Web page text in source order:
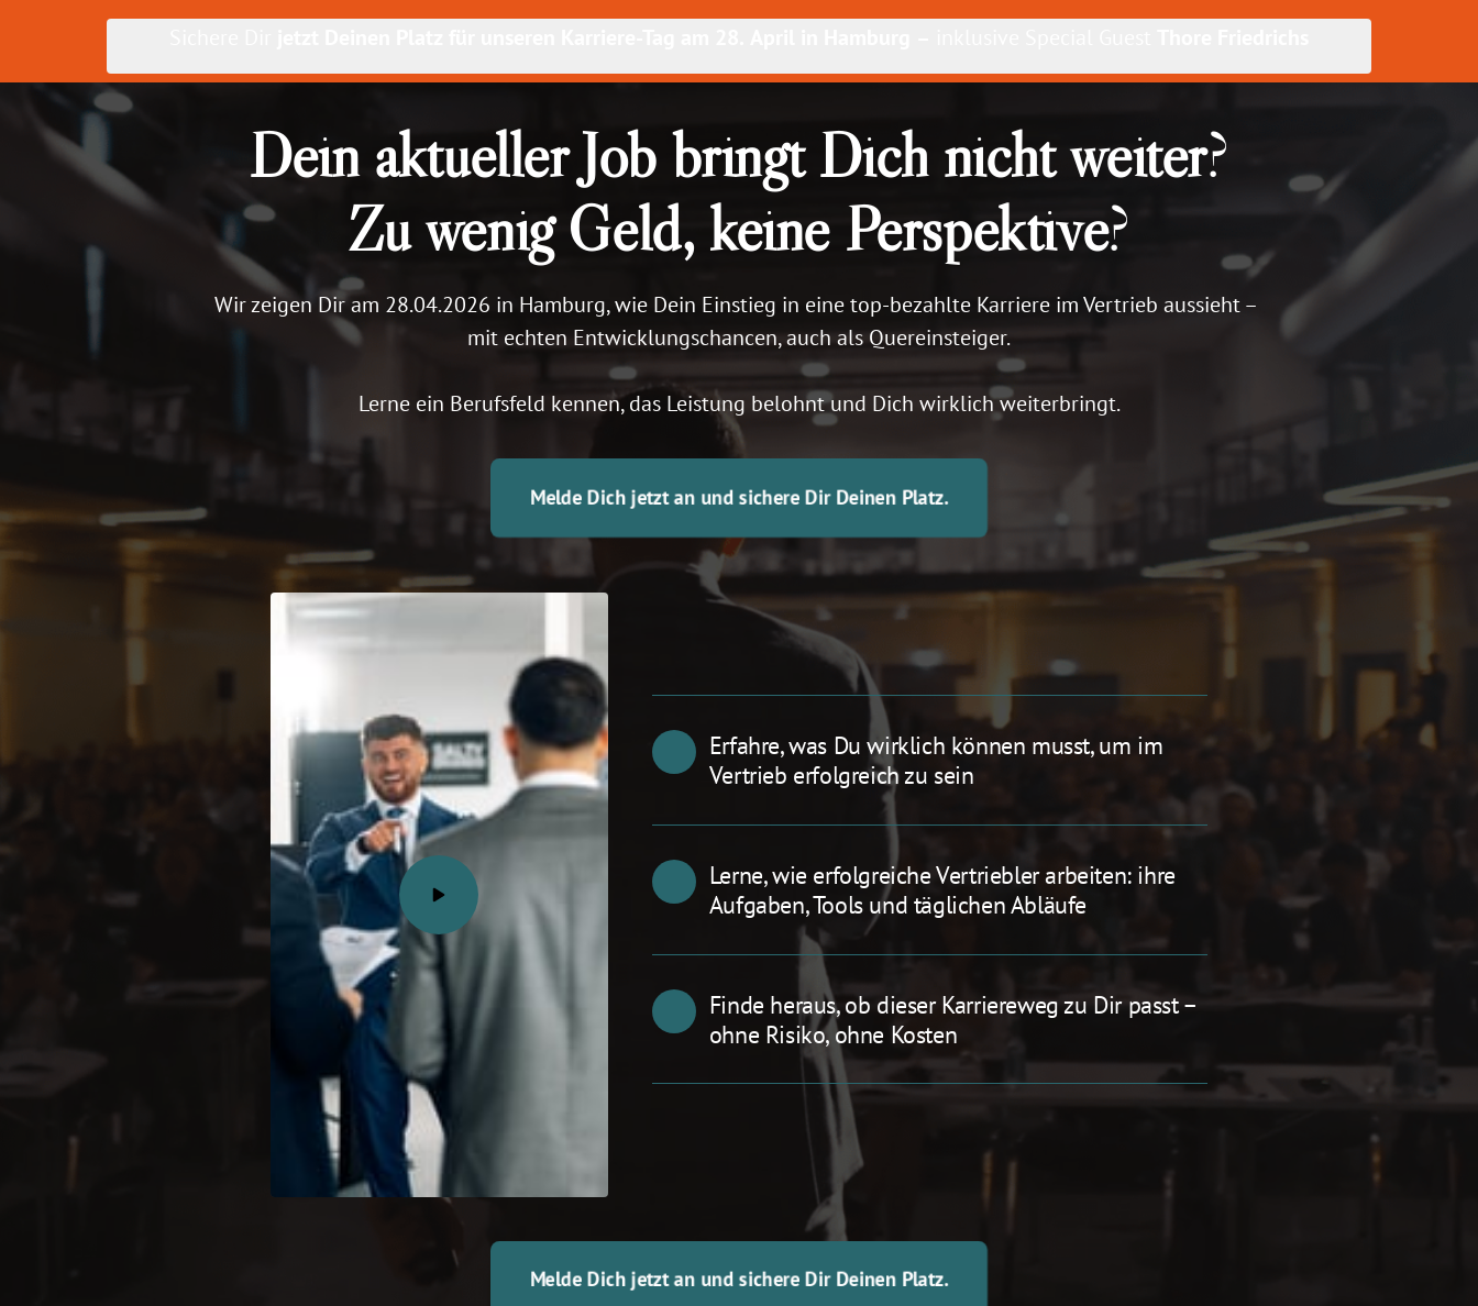
Dein aktueller Job bringt Dich nicht weiter?
Zu wenig Geld, keine Perspektive?
Wir zeigen Dir am 28.04.2026 in Hamburg, wie Dein Einstieg in eine top-bezahlte Karriere im Vertrieb aussieht –
mit echten Entwicklungschancen, auch als Quereinsteiger.
Lerne ein Berufsfeld kennen, das Leistung belohnt und Dich wirklich weiterbringt.
Melde Dich jetzt an und sichere Dir Deinen Platz.
Erfahre, was Du wirklich können musst, um im
Vertrieb erfolgreich zu sein
Lerne, wie erfolgreiche Vertriebler arbeiten: ihre
Aufgaben, Tools und täglichen Abläufe
Finde heraus, ob dieser Karriereweg zu Dir passt –
ohne Risiko, ohne Kosten
Melde Dich jetzt an und sichere Dir Deinen Platz.